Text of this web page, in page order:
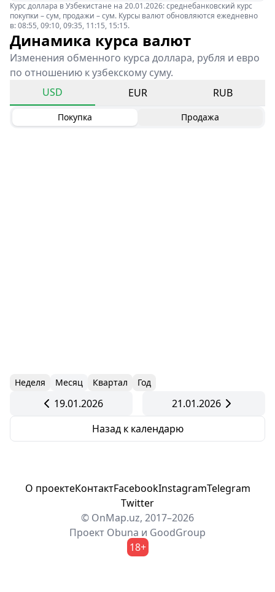
Курс доллара в Узбекистане на 20.01.2026: среднебанковский курс
покупки – сум, продажи – сум. Курсы валют обновляются ежедневно
в: 08:55, 09:10, 09:35, 11:15, 15:15.
Динамика курса валют
Изменения обменного курса доллара, рубля и евро
по отношению к узбекскому суму.
USD
EUR RUB
Покупка Продажа
Неделя Месяц Квартал Год
19.01.2026
21.01.2026
Назад к календарю
О проектеКонтактFacebookInstagramTelegram
Twitter
© OnMap.uz, 2017–2026
Проект Obuna и GoodGroup
18+